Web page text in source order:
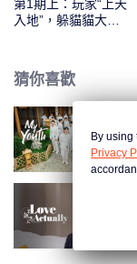
第1期上：玩家“上天
入地”，躲貓貓大戰
猜你喜歡
By
Privacy